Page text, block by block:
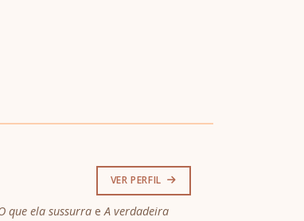
VER PERFIL
que ela sussurra eA verdadeira